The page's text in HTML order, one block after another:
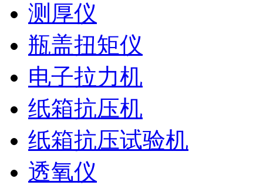
测厚仪
瓶盖扭矩仪
电子拉力机
纸箱抗压机
纸箱抗压试验机
透氧仪